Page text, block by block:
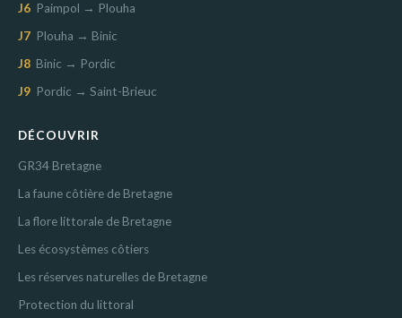
J6 Paimpol → Plouha
J7 Plouha → Binic
J8 Binic → Pordic
J9 Pordic → Saint-Brieuc
DÉCOUVRIR
GR34 Bretagne
La faune côtière de Bretagne
La flore littorale de Bretagne
Les écosystèmes côtiers
Les réserves naturelles de Bretagne
Protection du littoral